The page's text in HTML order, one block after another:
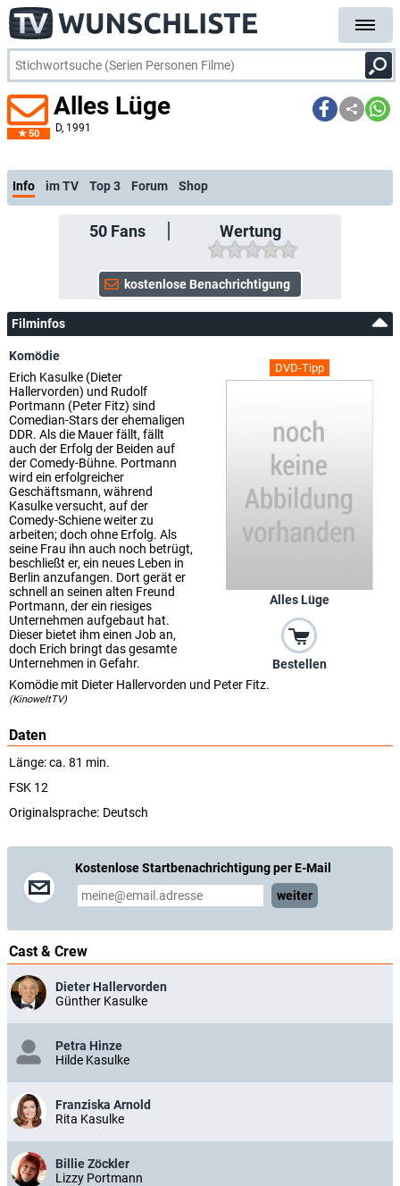
50
Alles Lüge
D, 1991
Info im TV Top 3 Forum Shop
50Fans Wertung
Filminfos
DVD-Tipp
Alles Lüge
Bestellen
Komödie
Erich Kasulke (Dieter
Hallervorden) und Rudolf
Portmann (Peter Fitz) sind
Comedian-Stars der ehemaligen
DDR. Als die Mauer fällt, fällt
auch der Erfolg der Beiden auf
der Comedy-Bühne. Portmann
wird ein erfolgreicher
Geschäftsmann, während
Kasulke versucht, auf der
Comedy-Schiene weiter zu
arbeiten; doch ohne Erfolg. Als
seine Frau ihn auch noch betrügt,
beschließt er, ein neues Leben in
Berlin anzufangen. Dort gerät er
schnell an seinen alten Freund
Portmann, der ein riesiges
Unternehmen aufgebaut hat.
Dieser bietet ihm einen Job an,
doch Erich bringt das gesamte
Unternehmen in Gefahr.
Komödie mit Dieter Hallervorden und Peter Fitz.
(KinoweltTV)
Daten
Länge: ca. 81 min.
FSK 12
Originalsprache: Deutsch
Kostenlose Startbenachrichtigung per E-Mail
weiter
Cast & Crew
Dieter Hallervorden
Günther Kasulke
Petra Hinze
Hilde Kasulke
Franziska Arnold
Rita Kasulke
Billie Zöckler
Lizzy Portmann